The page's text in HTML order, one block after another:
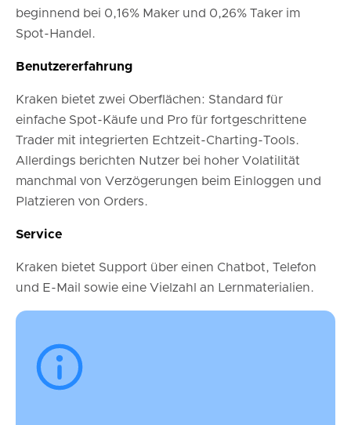
beginnend bei 0,16% Maker und 0,26% Taker im
Spot-Handel.
Benutzererfahrung
Kraken bietet zwei Oberflächen: Standard für
einfache Spot-Käufe und Pro für fortgeschrittene
Trader mit integrierten Echtzeit-Charting-Tools.
Allerdings berichten Nutzer bei hoher Volatilität
manchmal von Verzögerungen beim Einloggen und
Platzieren von Orders.
Service
Kraken bietet Support über einen Chatbot, Telefon
und E-Mail sowie eine Vielzahl an Lernmaterialien.